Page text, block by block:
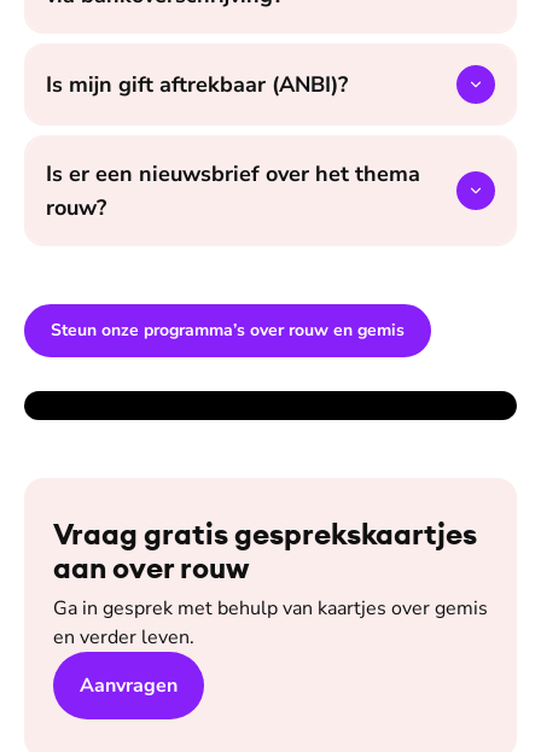
Is mijn gift aftrekbaar (ANBI)?
Is er een nieuwsbrief over het thema
rouw?
Steun onze programma’s over rouw en gemis
Vraag gratis gesprekskaartjes
aan over rouw
Ga in gesprek met behulp van kaartjes over gemis
en verder leven.
Aanvragen